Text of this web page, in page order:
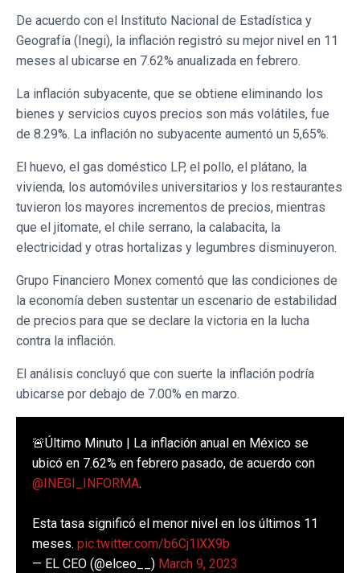
De acuerdo con el Instituto Nacional de Estadística y
Geografía (Inegi), la inflación registró su mejor nivel en 11
meses al ubicarse en 7.62% anualizada en febrero.
La inflación subyacente, que se obtiene eliminando los
bienes y servicios cuyos precios son más volátiles, fue
de 8.29%. La inflación no subyacente aumentó un 5,65%.
El huevo, el gas doméstico LP, el pollo, el plátano, la
vivienda, los automóviles universitarios y los restaurantes
tuvieron los mayores incrementos de precios, mientras
que el jitomate, el chile serrano, la calabacita, la
electricidad y otras hortalizas y legumbres disminuyeron.
Grupo Financiero Monex comentó que las condiciones de
la economía deben sustentar un escenario de estabilidad
de precios para que se declare la victoria en la lucha
contra la inflación.
El análisis concluyó que con suerte la inflación podría
ubicarse por debajo de 7.00% en marzo.
🚨Último Minuto | La inflación anual en México se
ubicó en 7.62% en febrero pasado, de acuerdo con
@INEGI_INFORMA.
Esta tasa significó el menor nivel en los últimos 11
meses. pic.twitter.com/b6Cj1lXX9b
— EL CEO (@elceo__) March 9, 2023